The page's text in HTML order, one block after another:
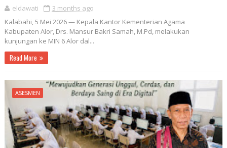
eldawati
3 months ago
Kalabahi, 5 Mei 2026 — Kepala Kantor Kementerian Agama
Kabupaten Alor, Drs. Mansur Bakri Samah, M.Pd, melakukan
kunjungan ke MIN 6 Alor dal...
Read More
ASESMEN